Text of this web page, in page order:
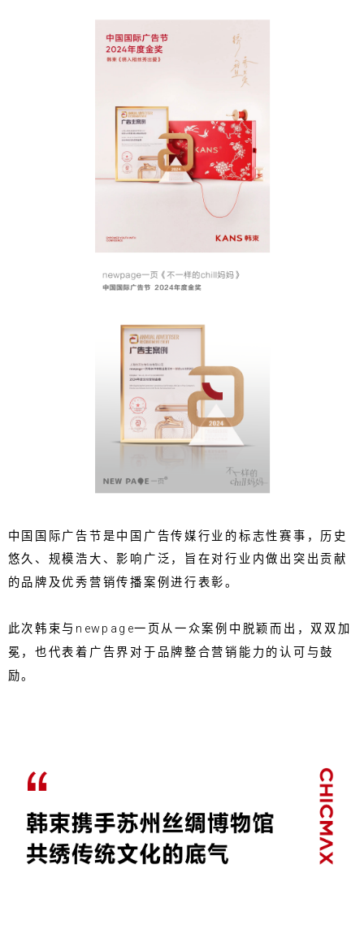
中国国际广告节是中国广告传媒行业的标志性赛事，历史
悠久、规模浩大、影响广泛，旨在对行业内做出突出贡献
的品牌及优秀营销传播案例进行表彰。
此次韩束与newpage一页从一众案例中脱颖而出，双双加
冕，也代表着广告界对于品牌整合营销能力的认可与鼓
励。